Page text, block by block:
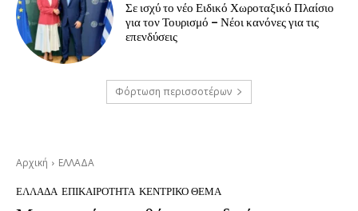
Σε ισχύ το νέο Ειδικό Χωροταξικό Πλαίσιο
για τον Τουρισμό – Νέοι κανόνες για τις
επενδύσεις
Φόρτωση περισσοτέρων